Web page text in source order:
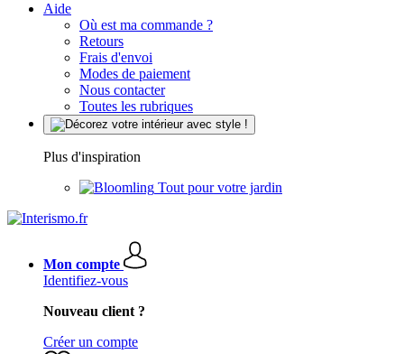
Aide
Où est ma commande ?
Retours
Frais d'envoi
Modes de paiement
Nous contacter
Toutes les rubriques
Plus d'inspiration
Tout pour votre jardin
Mon compte
Identifiez-vous
Nouveau client ?
Créer un compte